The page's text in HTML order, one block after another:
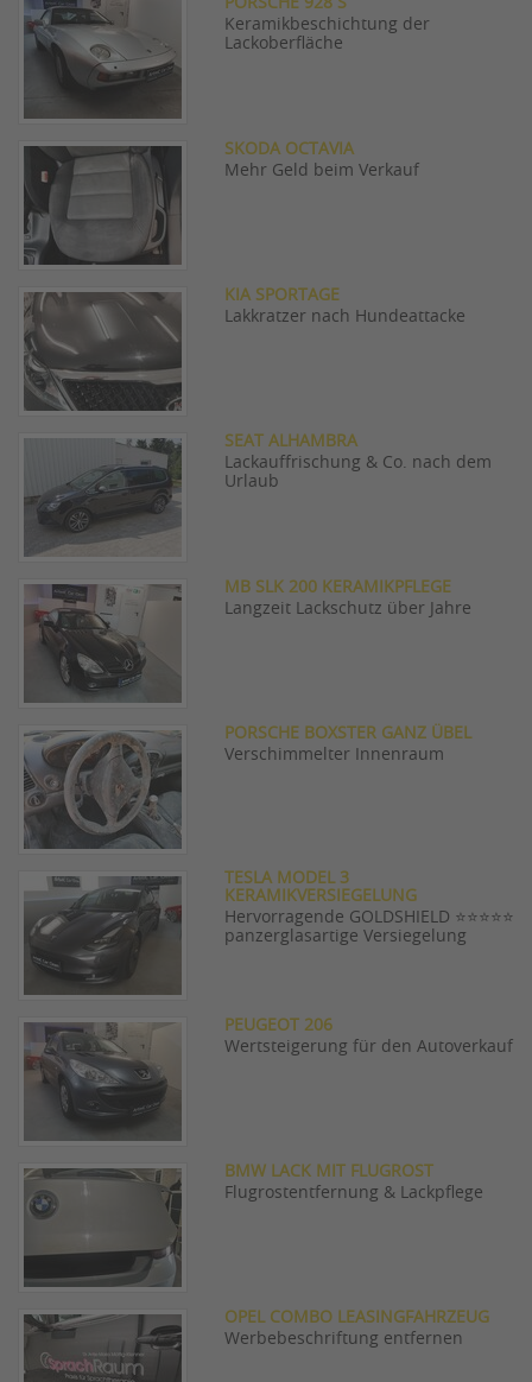
PORSCHE 928 S
Keramikbeschichtung der
Lackoberfläche
SKODA OCTAVIA
Mehr Geld beim Verkauf
KIA SPORTAGE
Lakkratzer nach Hundeattacke
SEAT ALHAMBRA
Lackauffrischung & Co. nach dem
Urlaub
MB SLK 200 KERAMIKPFLEGE
Langzeit Lackschutz über Jahre
PORSCHE BOXSTER GANZ ÜBEL
Verschimmelter Innenraum
TESLA MODEL 3
KERAMIKVERSIEGELUNG
Hervorragende GOLDSHIELD ⭐⭐⭐⭐⭐
panzerglasartige Versiegelung
PEUGEOT 206
Wertsteigerung für den Autoverkauf
BMW LACK MIT FLUGROST
Flugrostentfernung & Lackpflege
OPEL COMBO LEASINGFAHRZEUG
Werbebeschriftung entfernen